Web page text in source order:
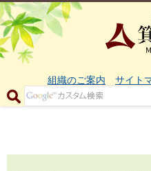
組織のご案内 サイト